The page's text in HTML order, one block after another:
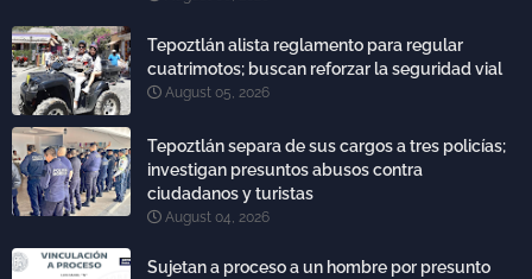
Tepoztlán alista reglamento para regular
cuatrimotos; buscan reforzar la seguridad vial
August 05, 2026
Tepoztlán separa de sus cargos a tres policías;
investigan presuntos abusos contra
ciudadanos y turistas
August 04, 2026
Sujetan a proceso a un hombre por presunto